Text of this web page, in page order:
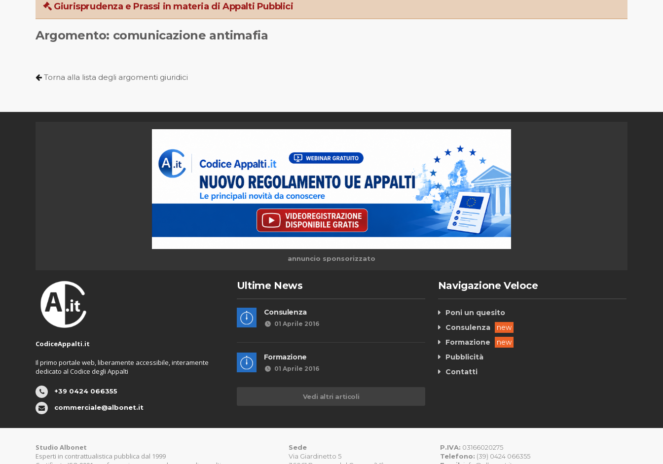
Giurisprudenza e Prassi in materia di Appalti Pubblici
Argomento: comunicazione antimafia
Torna alla lista degli argomenti giuridici
annuncio sponsorizzato
CodiceAppalti.it
Il primo portale web, liberamente accessibile, interamente
dedicato al Codice degli Appalti
+39 0424 066355
commerciale@albonet.it
Ultime News
Consulenza
01 Aprile 2016
Formazione
01 Aprile 2016
Vedi altri articoli
Navigazione Veloce
Poni un quesito
Consulenza
new
Formazione
new
Pubblicità
Contatti
Studio Albonet
Esperti in contrattualistica pubblica dal 1999
Sede
Via Giardinetto 5
P.IVA: 03166020275
Telefono: (39) 0424 066355